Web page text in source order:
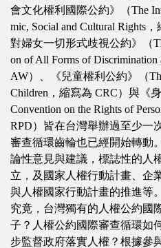
會文化權利國際公約》（The
mic, Social and Cultural Rights
對婦女一切形式歧視公約》（
on of All Forms of
AW）、《兒童權利公約》（
Children，縮寫為 CRC）與《
Convention on the Rights of
RPD）皆在台灣舉辦過至少一
審查循環齒輪也已經開始轉動
論性意見與建議，標誌性的人
立，及國家人權行動計畫、企
與人權國家行動計畫的推進等。
究竟，台灣獨有的人權公約國
子？人權公約國際審查循環如
步監督政府落實人權？根據參